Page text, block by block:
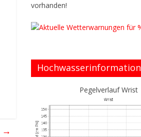
→
vorhanden!
Hochwasserinformation
Pegelverlauf Wrist